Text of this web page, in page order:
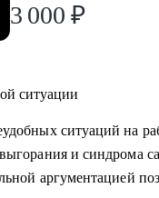
3 000 ₽
ситуации
ситуаций на
и синдрома
аргументацией